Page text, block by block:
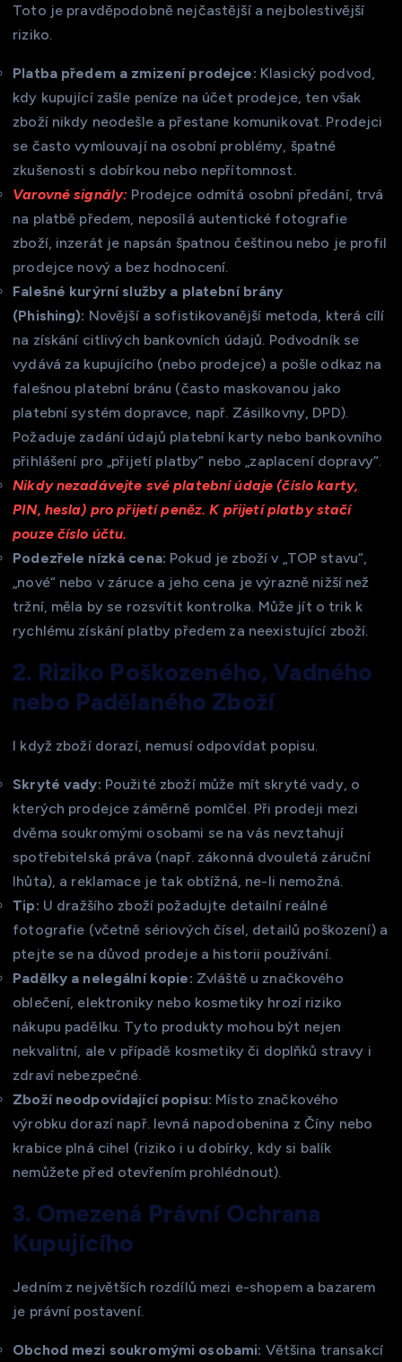
Toto je pravděpodobně nejčastější a nejbolestivější
riziko.
Platba předem a zmizení prodejce: Klasický podvod,
kdy kupující zašle peníze na účet prodejce, ten však
zboží nikdy neodešle a přestane komunikovat. Prodejci
se často vymlouvají na osobní problémy, špatné
zkušenosti s dobírkou nebo nepřítomnost.
Varovné signály: Prodejce odmítá osobní předání, trvá
na platbě předem, neposílá autentické fotografie
zboží, inzerát je napsán špatnou češtinou nebo je profil
prodejce nový a bez hodnocení.
Falešné kurýrní služby a platební brány
(Phishing): Novější a sofistikovanější metoda, která cílí
na získání citlivých bankovních údajů. Podvodník se
vydává za kupujícího (nebo prodejce) a pošle odkaz na
falešnou platební bránu (často maskovanou jako
platební systém dopravce, např. Zásilkovny, DPD).
Požaduje zadání údajů platební karty nebo bankovního
přihlášení pro „přijetí platby“ nebo „zaplacení dopravy“.
Nikdy nezadávejte své platební údaje (číslo karty,
PIN, hesla) propřijetípeněz. K přijetí platby stačí
pouze číslo účtu.
Podezřele nízká cena: Pokud je zboží v „TOP stavu“,
„nové“ nebo v záruce a jeho cena je výrazně nižší než
tržní, měla by se rozsvítit kontrolka. Může jít o trik k
rychlému získání platby předem za neexistující zboží.
2. Riziko Poškozeného, Vadného
nebo Padělaného Zboží
I když zboží dorazí, nemusí odpovídat popisu.
Skryté vady: Použité zboží může mít skryté vady, o
kterých prodejce záměrně pomlčel. Při prodeji mezi
dvěma soukromými osobami se na vás nevztahují
spotřebitelská práva (např. zákonná dvouletá záruční
lhůta), a reklamace je tak obtížná, ne-li nemožná.
Tip: U dražšího zboží požadujte detailní reálné
fotografie (včetně sériových čísel, detailů poškození) a
ptejte se na důvod prodeje a historii používání.
Padělky a nelegální kopie: Zvláště u značkového
oblečení, elektroniky nebo kosmetiky hrozí riziko
nákupu padělku. Tyto produkty mohou být nejen
nekvalitní, ale v případě kosmetiky či doplňků stravy i
zdraví nebezpečné.
Zboží neodpovídající popisu: Místo značkového
výrobku dorazí např. levná napodobenina z Číny nebo
krabice plná cihel (riziko i u dobírky, kdy si balík
nemůžete před otevřením prohlédnout).
3. Omezená Právní Ochrana
Kupujícího
Jedním z největších rozdílů mezi e-shopem a bazarem
je právní postavení.
Obchod mezi soukromými osobami: Většina transakcí